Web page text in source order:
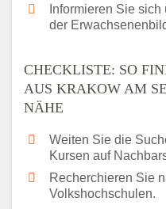
Informieren Sie
der
CHECKLISTE: SO
AUS KRAKOW AM
NÄHE
Weiten Sie die
Kursen auf
Recherchieren Sie
Volkshochschulen.